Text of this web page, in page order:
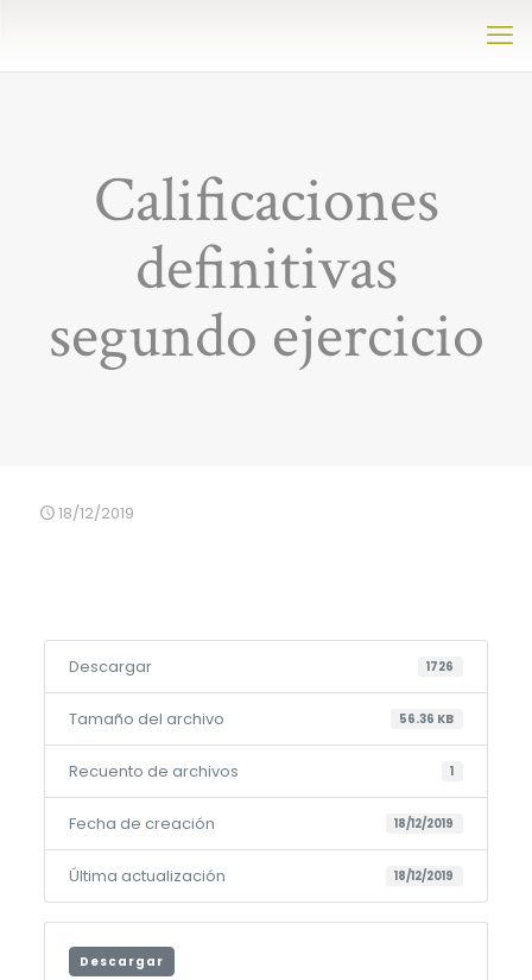
Calificaciones
definitivas
segundo ejercicio
18/12/2019
Descargar 1726
Tamaño del archivo 56.36 KB
Recuento de archivos 1
Fecha de creación 18/12/2019
Última actualización 18/12/2019
Descargar